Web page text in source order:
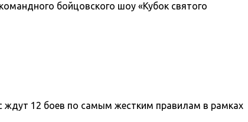
бойцовского шоу «Кубок святого
ждут 12 боев по самым жестким правилам в рамках